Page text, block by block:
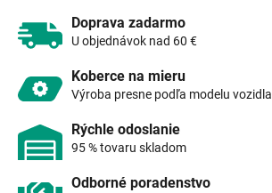
v
Doprava zadarmo
U objednávok nad 60 €
Koberce na mieru
Výroba presne podľa modelu vozidla
Rýchle odoslanie
95 % tovaru skladom
Odborné poradenstvo